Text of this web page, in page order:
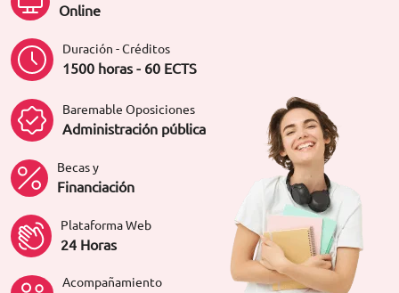
Online
Duración - Créditos
1500 horas - 60 ECTS
Baremable Oposiciones
Administración pública
Becas y
Financiación
Plataforma Web
24 Horas
Acompañamiento